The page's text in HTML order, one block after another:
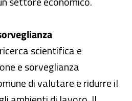
scientifica e
e sorveglianza
di valutare e ridurre il